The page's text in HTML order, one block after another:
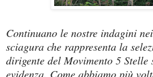
Continuano le nostre indagini
sciagura che rappresenta la
dirigente del Movimento 5 Stelle
evidenza. Come abbiamo più